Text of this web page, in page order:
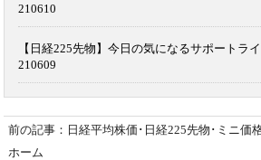
210610
【日経225先物】今日の気になるサポートラ
210609
前の記事：日経平均株価･日経225先物･ミニ価
ホーム